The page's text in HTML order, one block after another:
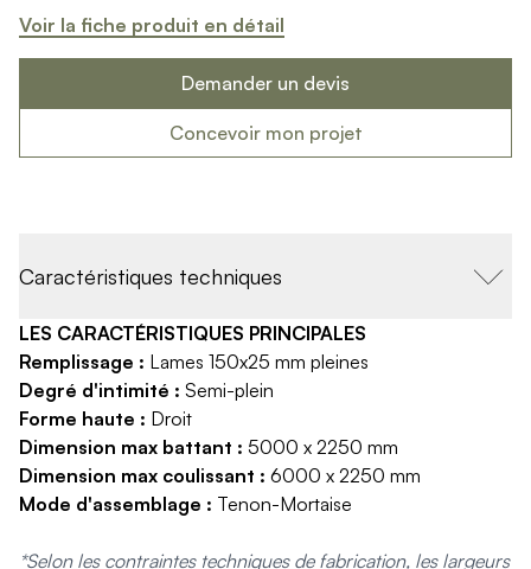
Produits > Habillages extérieur aluminium > Tous nos
Produits > Habillages extérieur aluminium > Habillage de
Produits > Habillages extérieur aluminium > Habillage de
Produits > Habillages extérieur aluminium > Habillage de
Produits > Habillages extérieur aluminium > Habillage de
Produits > Produits par collection > Collection Cosy
Produits > Produits par collection > Collection Fresk
Produits > Produits par collection > Collection Bois
Produits > Produits par collection > Collection Ceklo
Produits > Coloris et décors > Coloris aluminium
Produits > Coloris et décors > Coloris aluminium ton bois
Produits > Coloris et décors > Essences de bois
Produits > Coloris et décors > Coloris sur-mesure
Produits > Options > Poteaux
Voir la fiche produit en détail
Demander un devis
Concevoir mon projet
Caractéristiques techniques
LES CARACTÉRISTIQUES PRINCIPALES
Remplissage : Lames 150x25 mm pleines
Degré d'intimité : Semi-plein
Forme haute : Droit
Dimension max battant : 5000 x 2250 mm
Dimension max coulissant : 6000 x 2250 mm
Mode d'assemblage : Tenon-Mortaise
*Selon les contraintes techniques de fabrication, les largeurs